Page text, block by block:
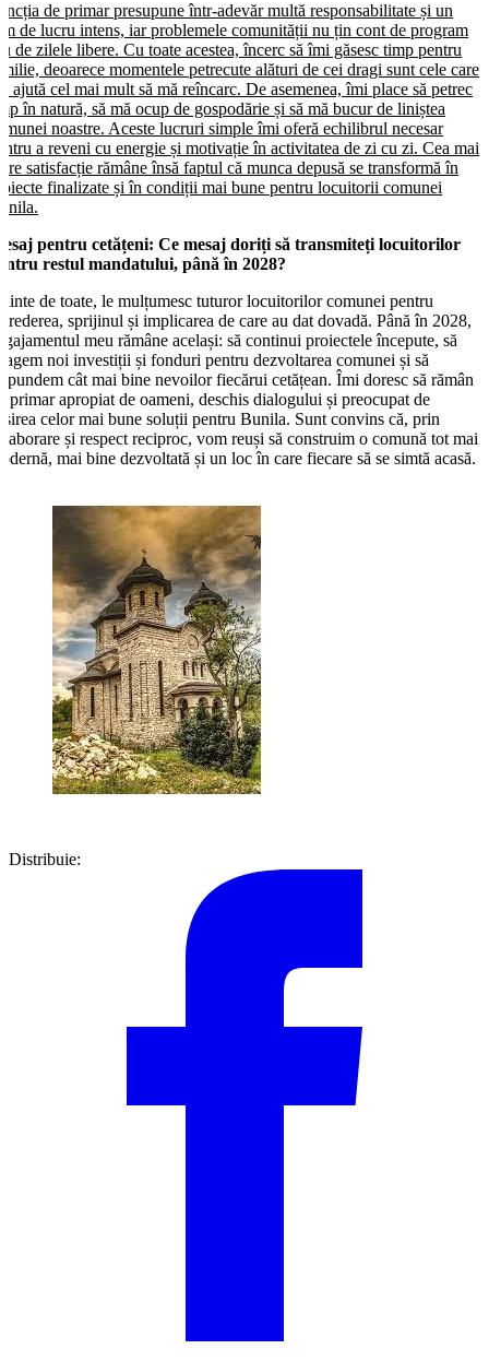
de primar presupune într-adevăr multă responsabilitate și un
de lucru intens, iar problemele comunității nu țin cont de program
de zilele libere. Cu toate acestea, încerc să îmi găsesc timp pentru
deoarece momentele petrecute alături de cei dragi sunt cele care
ajută cel mai mult să mă reîncarc. De asemenea, îmi place să petrec
în natură, să mă ocup de gospodărie și să mă bucur de liniștea
noastre. Aceste lucruri simple îmi oferă echilibrul necesar
a reveni cu energie și motivație în activitatea de zi cu zi. Cea mai
satisfacție rămâne însă faptul că munca depusă se transformă în
finalizate și în condiții mai bune pentru locuitorii comunei
pentru cetățeni: Ce mesaj doriți să transmiteți locuitorilor
restul mandatului, până în 2028?
de toate, le mulțumesc tuturor locuitorilor comunei pentru
sprijinul și implicarea de care au dat dovadă. Până în 2028,
meu rămâne același: să continui proiectele începute, să
noi investiții și fonduri pentru dezvoltarea comunei și să
cât mai bine nevoilor fiecărui cetățean. Îmi doresc să rămân
primar apropiat de oameni, deschis dialogului și preocupat de
celor mai bune soluții pentru Bunila. Sunt convins că, prin
și respect reciproc, vom reuși să construim o comună tot mai
mai bine dezvoltată și un loc în care fiecare să se simtă acasă.
Distribuie: